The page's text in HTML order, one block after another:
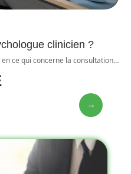
clinicien ?
ce qui concerne la consultation…